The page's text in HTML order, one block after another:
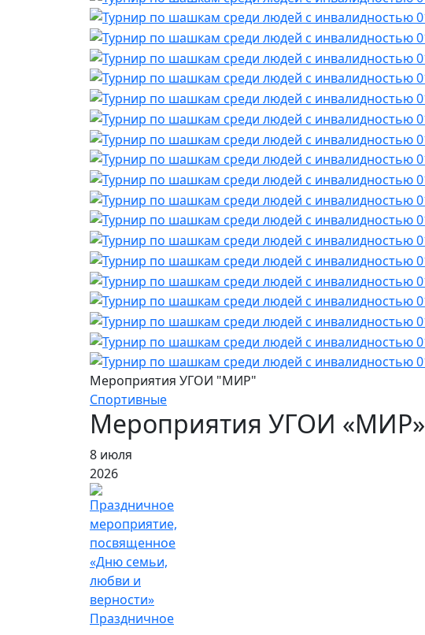
Мероприятия УГОИ "МИР"
Спортивные
Мероприятия УГОИ «МИР»
8 июля
2026
Праздничное